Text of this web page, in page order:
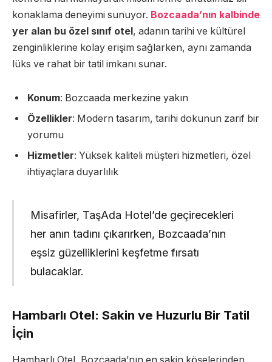
konaklama deneyimi sunuyor. Bozcaada’nın kalbinde
yer alan bu özel sınıf otel , adanın tarihi ve kültürel
zenginliklerine kolay erişim sağlarken, aynı zamanda
lüks ve rahat bir tatil imkanı sunar.
Konum: Bozcaada merkezine yakın
Özellikler: Modern tasarım, tarihi dokunun zarif bir
yorumu
Hizmetler: Yüksek kaliteli müşteri hizmetleri, özel
ihtiyaçlara duyarlılık
Misafirler, TaşAda Hotel’de geçirecekleri
her anın tadını çıkarırken, Bozcaada’nın
eşsiz güzelliklerini keşfetme fırsatı
bulacaklar.
Hambarlı Otel: Sakin ve Huzurlu Bir Tatil
İçin